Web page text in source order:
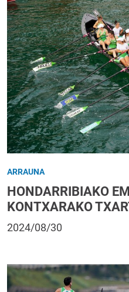
ARRAUNA
HONDARRIBIAKO
KONTXARAKO
2024/08/30